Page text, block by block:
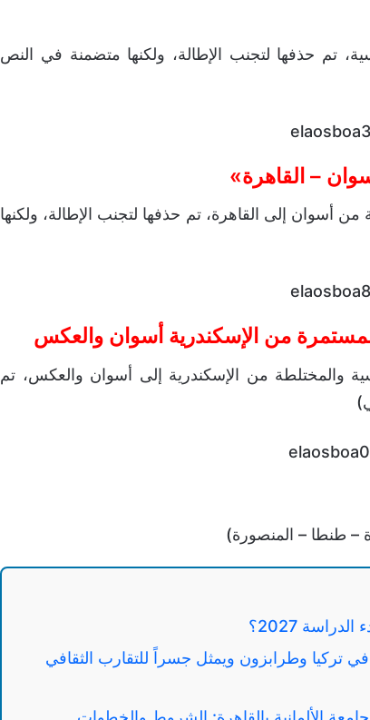
تم حذفها لتجنب الإطالة، ولكنها متضمنة في النص
– القاهرة»
أسوان إلى القاهرة، تم حذفها لتجنب الإطالة، ولكنها
من الإسكندرية أسوان والعكس
والمختلطة من الإسكندرية إلى أسوان والعكس، تم
– طنطا – المنصورة)
وطرابزون ويمثل جسراً للتقارب الثقافي